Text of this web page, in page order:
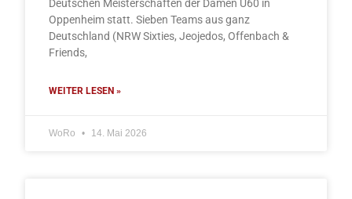
Deutschen Meisterschaften der Damen Ü60 in
Oppenheim statt. Sieben Teams aus ganz
Deutschland (NRW Sixties, Jeojedos, Offenbach &
Friends,
WEITER LESEN »
WoRo 14. Mai 2026